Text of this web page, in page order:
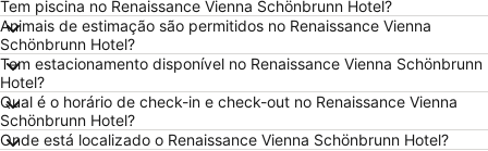
Wieden
Mariahilferstrasse
Belvedere Palace
Universidade de Viena
Simmering
Albertina
Vienna City Marathon
Casino Admiral
Leopoldstraße
Hafen Freudenau
Tem piscina no Renaissance Vienna Schönbrunn Hotel?
Animais de estimação são permitidos no Renaissance Vienna
Schönbrunn Hotel?
Tem estacionamento disponível no Renaissance Vienna Schönbrunn
Hotel?
Qual é o horário de check-in e check-out no Renaissance Vienna
Schönbrunn Hotel?
Onde está localizado o Renaissance Vienna Schönbrunn Hotel?